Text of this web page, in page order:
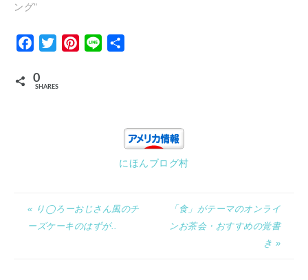
ング"
Facebook
TwitterPinterest
Line
0
SHARES
にほんブログ村
« り◯ろーおじさん風のチ
ーズケーキのはずが..
「食」がテーマのオンライ
ンお茶会・おすすめの覚書
き »